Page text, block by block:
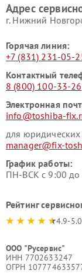
Адрес
г. Нижний
Горячая линия:
+7 (831) 231-05-
Контактный
8 (800) 100-33-26
Электронная
info@toshiba-
для
manager@fix-
График работы:
ПН-ВСК с 9:00 до
Рейтинг
4.9-5.0
ООО "Русервис"
ИНН 7702633247
ОГРН